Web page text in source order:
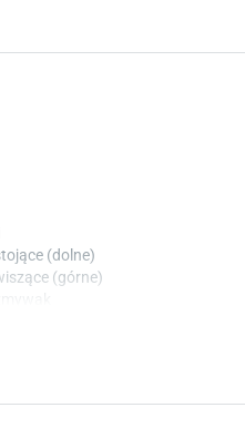
(dolne)
(górne)
dziecięcego